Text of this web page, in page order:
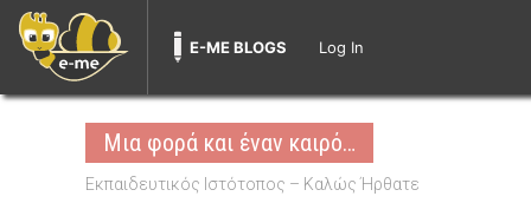
E-ME BLOGS Log In
Skip
Μια φορά και έναν καιρό…
Εκπαιδευτικός Ιστότοπος – Καλώς Ήρθατε